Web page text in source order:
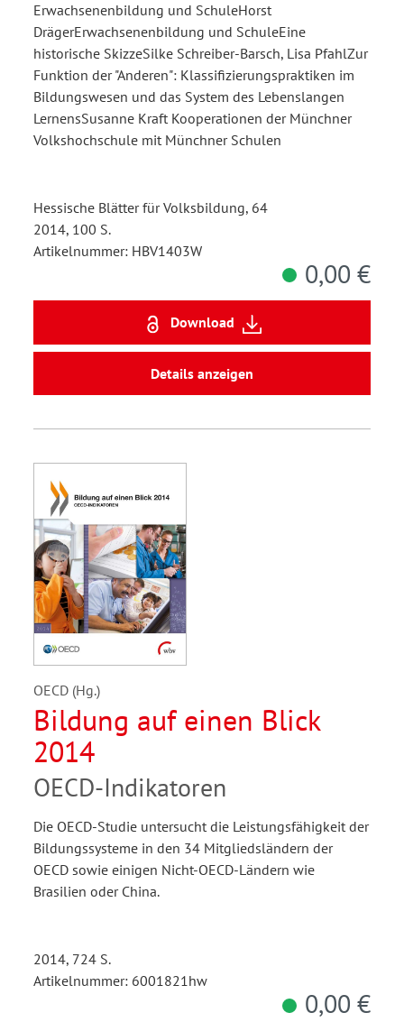
Erwachsenenbildung und SchuleHorst
DrägerErwachsenenbildung und SchuleEine
historische SkizzeSilke Schreiber-Barsch, Lisa PfahlZur
Funktion der "Anderen": Klassifizierungspraktiken im
Bildungswesen und das System des Lebenslangen
LernensSusanne Kraft Kooperationen der Münchner
Volkshochschule mit Münchner Schulen
Hessische Blätter für Volksbildung, 64
2014, 100 S.
Artikelnummer: HBV1403W
0,00 €
Download
Details anzeigen
OECD (Hg.)
Bildung auf einen Blick
2014
OECD-Indikatoren
Die OECD-Studie untersucht die Leistungsfähigkeit der
Bildungssysteme in den 34 Mitgliedsländern der
OECD sowie einigen Nicht-OECD-Ländern wie
Brasilien oder China.
2014, 724 S.
Artikelnummer: 6001821hw
0,00 €